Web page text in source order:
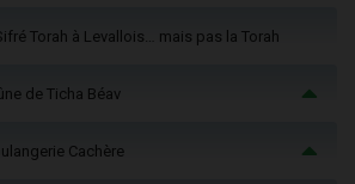
Torah à Levallois… mais pas la Torah
de Ticha Béav
Cachère